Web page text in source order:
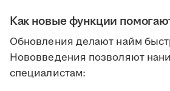
Как новые функции
Обновления делают найм
Нововведения позволяют
специалистам: